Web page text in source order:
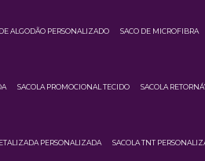
ALGODÃO PERSONALIZADO SACO DE MICROFIBRA
SACOLA PROMOCIONAL TECIDO SACOLA
PERSONALIZADA SACOLA TNT